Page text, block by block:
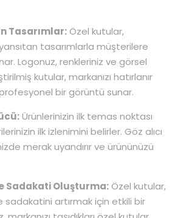
Tasarımlar: Özel kutular,
tasarımlarla müşterilere
Logonuz, renkleriniz ve görsel
kutular, markanızı hatırlanır
bir görüntü sunar.
Ürünlerinizin ilk temas noktası
ilk izlenimini belirler. Göz alıcı
merak uyandırır ve ürününüzü
Sadakati Oluşturma: Özel kutular,
sadakatini artırmak için etkili bir